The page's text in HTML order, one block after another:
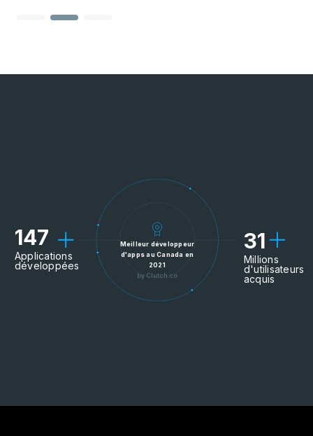
147
Applications
développées
Meilleur développeur
d'apps au Canada en
2021
by Clutch.co
31
Millions
d'utilisateurs
acquis